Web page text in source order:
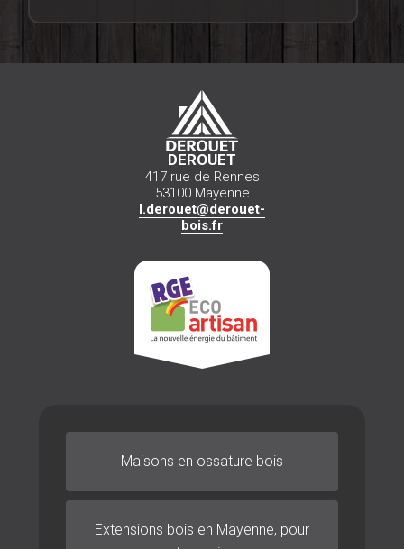
DEROUET
417 rue de Rennes
53100 Mayenne
l.derouet@derouet-
bois.fr
Maisons en ossature bois
Extensions bois en Mayenne, pour